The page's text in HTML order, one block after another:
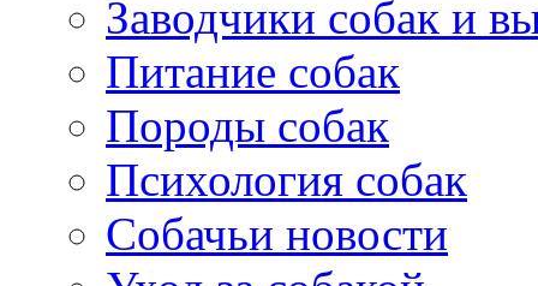
Заводчики собак и
Питание собак
Породы собак
Психология собак
Собачьи новости